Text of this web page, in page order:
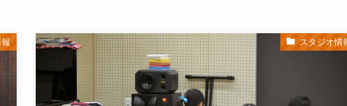
スタジオ情